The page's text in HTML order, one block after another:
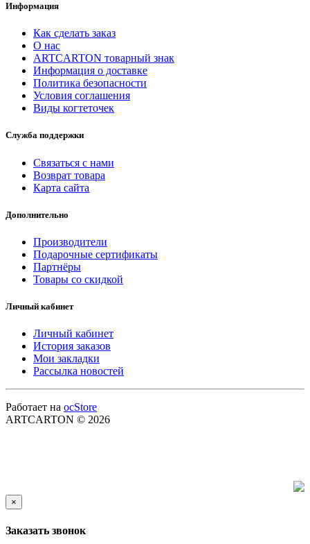
Информация
Как сделать заказ
О нас
ARTCARTON товарный знак
Информация о доставке
Политика безопасности
Условия соглашения
Виды когтеточек
Служба поддержки
Связаться с нами
Возврат товара
Карта сайта
Дополнительно
Производители
Подарочные сертификаты
Партнёры
Товары со скидкой
Личный кабинет
Личный кабинет
История заказов
Мои закладки
Рассылка новостей
Работает на ocStore
ARTCARTON © 2026
×
Заказать звонок